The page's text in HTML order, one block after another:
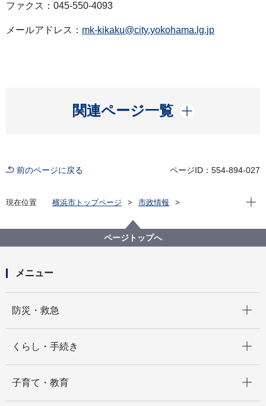
ファクス：045-550-4093
メールアドレス： mk-kikaku@city.yokohama.lg.jp
関連ページ一覧
開く
前のページに戻る ページID：554-894-027
現在位置 横浜市トップページ
市政情報
ガーデンネックレス横浜2025「秋の里山ガーデンフェ
スタ」9月20日（土曜日）から開催！
現在
ページトップへ
メニュー
防災・救急
くらし・手続き
子育て・教育